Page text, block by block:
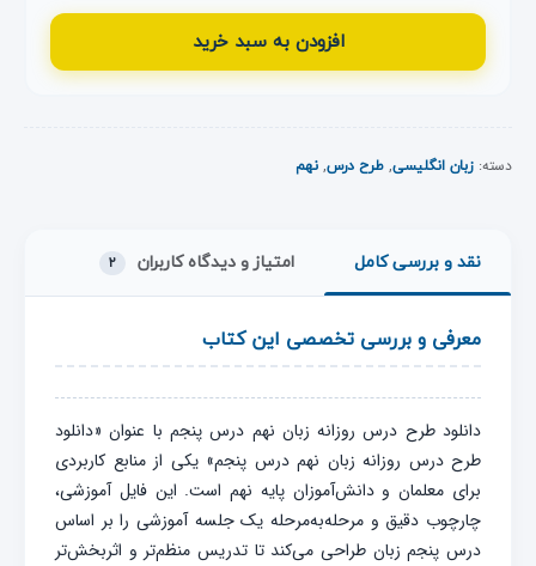
افزودن به سبد خرید
دسته: زبان انگلیسی, طرح درس, نهم
نقد و بررسی کامل امتیاز و دیدگاه کاربران ۲
معرفی و بررسی تخصصی این کتاب
دانلود طرح درس روزانه زبان نهم درس پنجم با عنوان «دانلود
طرح درس روزانه زبان نهم درس پنجم» یکی از منابع کاربردی
برای معلمان و دانش‌آموزان پایه نهم است. این فایل آموزشی،
چارچوب دقیق و مرحله‌به‌مرحله یک جلسه آموزشی را بر اساس
درس پنجم زبان طراحی می‌کند تا تدریس منظم‌تر و اثربخش‌تر